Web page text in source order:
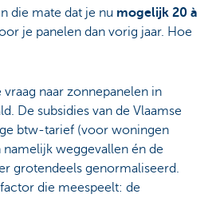
die mate dat je nu mogelijk 20 à
je panelen dan vorig jaar. Hoe
vraag naar zonnepanelen in
De subsidies van de Vlaamse
btw-tarief (voor woningen
namelijk weggevallen én de
grotendeels genormaliseerd.
die meespeelt: de